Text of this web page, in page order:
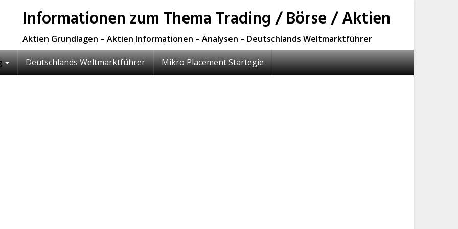
Informationen zum Thema Trading / Börse / Aktien
Aktien Grundlagen – Aktien Informationen – Analysen – Deutschlands Weltmarktführer
Deutschlands Weltmarktführer Mikro Placement Startegie